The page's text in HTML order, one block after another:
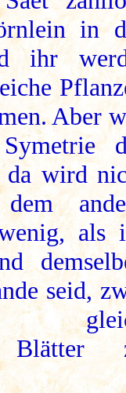
in
ihr
Aber
wird
als
seid,
Blätter